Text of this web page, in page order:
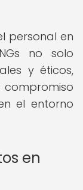
personal en
no solo
y éticos,
el entorno
en